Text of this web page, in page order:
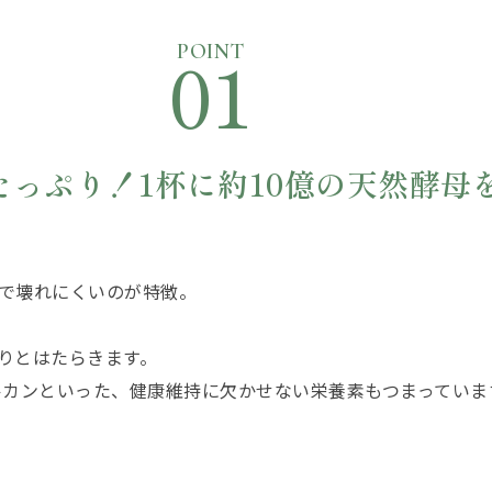
POINT
01
ぷり！ 1杯に約10億の天然酵母
れにくいのが特徴。
はたらきます。
といった、健康維持に欠かせない栄養素もつまっていま